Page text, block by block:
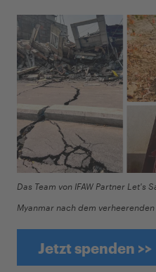
Das Team von IFAW Partner Let's
Myanmar nach dem
Jetzt spenden >>